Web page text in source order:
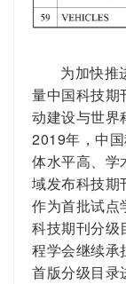
为加快推
量中国科技期
动建设与世界
2019年，中
体水平高、学
域发布科技期
作为首批试点
科技期刊分级
程学会继续承
首版分级目录